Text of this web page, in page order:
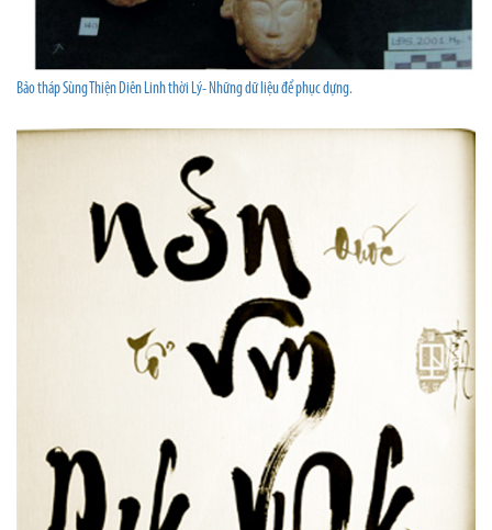
Bảo tháp Sùng Thiện Diên Linh thời Lý- Những dữ liệu để phục dựng.